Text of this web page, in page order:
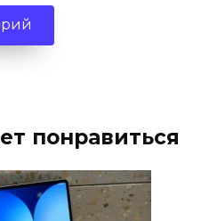
понравиться